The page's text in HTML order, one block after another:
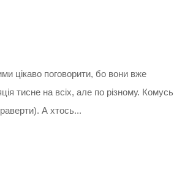
цікаво поговорити, бо вони вже
тисне на всіх, але по різному. Комусь
А хтось...